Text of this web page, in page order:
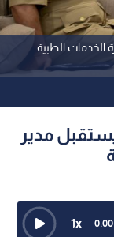
الخدمات الطبية
مدير
0:00
1x